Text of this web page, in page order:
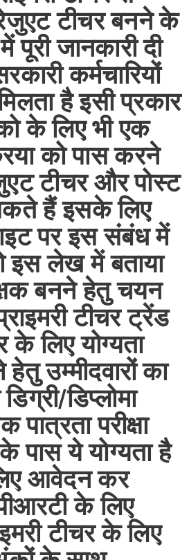
टीचर बनने के
पूरी जानकारी दी
कर्मचारियों
है इसी प्रकार
के लिए भी एक
को पास करने
टीचर और पोस्ट
हैं इसके लिए
पर इस संबंध में
इस लेख में बताया
बनने हेतु चयन
टीचर ट्रेंड
लिए योग्यता
उम्मीदवारों का
डिप्लोमा
परीक्षा
पास ये योग्यता है
आवेदन कर
के लिए
टीचर के लिए